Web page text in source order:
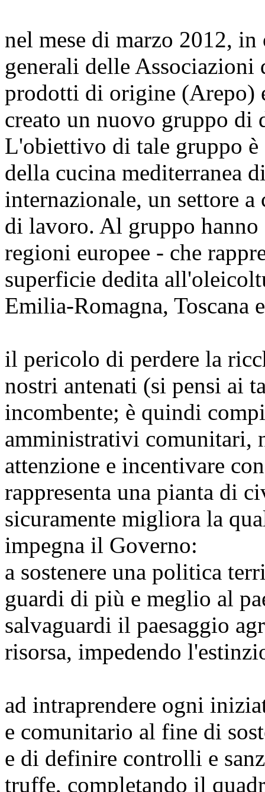
nel mese di marzo 2012, in
generali delle
prodotti di origine (Arepo)
creato un nuovo gruppo
L'obiettivo di tale gruppo
della cucina mediterranea
internazionale, un settore
di lavoro. Al gruppo hanno
regioni europee - che
superficie dedita
Emilia-Romagna, Toscana
il pericolo di perdere la
nostri antenati (si pensi ai
incombente; è quindi
amministrativi comunitari,
attenzione e incentivare
rappresenta una pianta di
sicuramente migliora la
impegna il Governo:
a sostenere una politica
guardi di più e meglio al
salvaguardi il paesaggio
risorsa, impedendo
ad intraprendere ogni
e comunitario al fine di
e di definire controlli e
truffe, completando il